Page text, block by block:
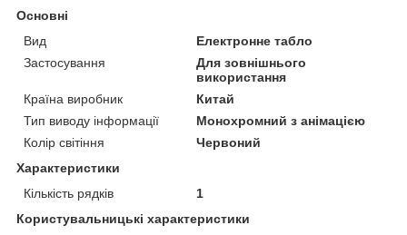
Основні
Вид
Електронне табло
Застосування
Для зовнішнього
використання
Країна виробник
Китай
Тип виводу інформації
Монохромний з анімацією
Колір світіння
Червоний
Характеристики
Кількість рядків
1
Користувальницькі характеристики